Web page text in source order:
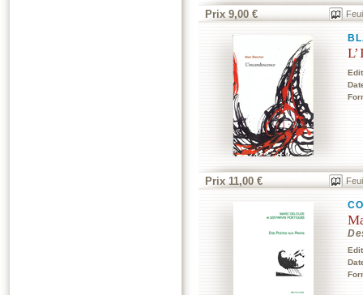
Prix 9,00 €
Prix 11,00 €